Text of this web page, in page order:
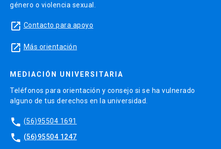
género o violencia sexual.
launch Contacto para apoyo
launch Más orientación
MEDIACIÓN UNIVERSITARIA
Teléfonos para orientación y consejo si se ha vulnerado
alguno de tus derechos en la universidad.
phone (56)95504 1691
phone (56)95504 1247